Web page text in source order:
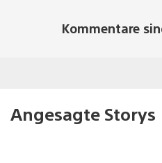
Kommentare
Angesagte Storys